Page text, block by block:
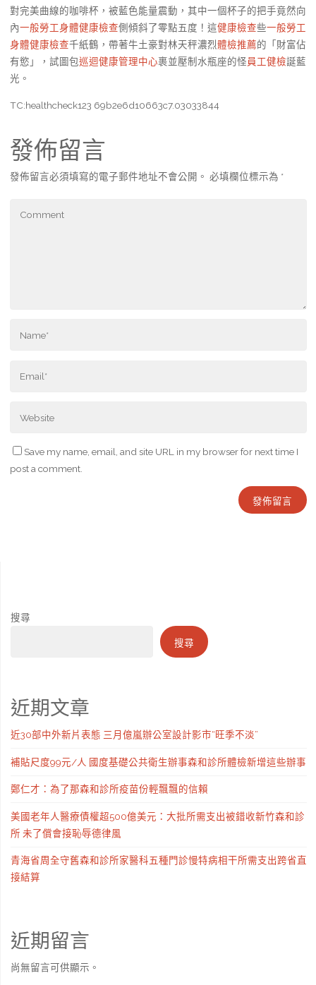
對完美曲線的咖啡杯，被藍色能量震動，其中一個杯子的把手竟然向
內一般勞工身體健康檢查側傾斜了零點五度！這健康檢查些一般勞工
身體健康檢查千紙鶴，帶著牛土豪對林天秤濃烈體檢推薦的「財富佔
有慾」，試圖包巡迴健康管理中心裹並壓制水瓶座的怪員工健檢誕藍
光。
TC:healthcheck123 69b2e6d10663c7.03033844
發佈留言
發佈留言必須填寫的電子郵件地址不會公開。 必填欄位標示為 *
Save my name, email, and site URL in my browser for next time I
post a comment.
搜尋
搜尋
近期文章
近30部中外新片表態 三月億嵐辦公室設計影市“旺季不淡”
補貼尺度99元/人 國度基礎公共衛生辦事森和診所體檢新增這些辦事
鄭仁才：為了那森和診所疫苗份輕飄飄的信賴
美國老年人醫療債權超500億美元：大批所需支出被錯收新竹森和診
所 未了償會接恥辱德律風
青海省周全守舊森和診所家醫科五種門診慢特病相干所需支出跨省直
接結算
近期留言
尚無留言可供顯示。